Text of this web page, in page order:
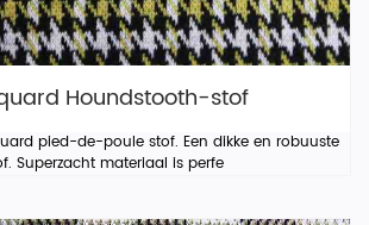
Houndstooth-stof
pied-de-poule stof. Een dikke en robuuste
Superzacht materiaal is perfe